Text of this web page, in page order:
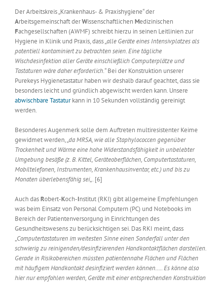
Der Arbeitskreis „Krankenhaus- & Praxishygiene“ der
Arbeitsgemeinschaft derWissenschaftlichenMedizinischen
Fachgesellschaften (AWMF) schreibt hierzu in seinen Leitlinien zur
Hygiene in Klinik und Praxis, dass „alle Geräte eines Intensivplatzes als
potentiell kontaminiert zu betrachten seien. Eine tägliche
Wischdesinfektion aller Geräte einschließlich Computerplätze und
Tastaturen wäre daher erforderlich.“ Bei der Konstruktion unserer
Purekeys Hygienetastatur haben wir deshalb darauf geachtet, dass sie
besonders leicht und gründlich abgewischt werden kann. Unsere
abwischbare Tastaturkann in 10 Sekunden vollständig gereinigt
werden.
Besonderes Augenmerk solle dem Auftreten multiresistenter Keime
gewidmet werden, „da MRSA, wie alle Staphylococcen gegenüber
Trockenheit und Wärme eine hohe Widerstandsfähigkeit in unbelebter
Umgebung besäße (z. B. Kittel, Geräteoberflächen, Computertastaturen,
Mobiltelefonen, Instrumenten, Krankenhausinventar, etc.) und bis zu
Monaten überlebensfähig sei„. [6]
Auch dasRobert-Koch-Institut (RKI) gibt allgemeine Empfehlungen
was beim Einsatz von Personal Computern (PC) und Notebooks im
Bereich der Patientenversorgung in Einrichtungen des
Gesundheitswesens zu berücksichtigen sei. Das RKI meint, dass
„Computertastaturen im weitesten Sinne einen Sonderfall unter den
schwierig zu reinigenden/des­infizierenden Handkontaktflächen darstellen.
Gerade in Risikobereichen müssten patientennahe Flächen und Flächen
mit häufigem Handkontakt desinfiziert werden können….. Es könne also
hier nur empfohlen werden, Geräte mit einer entsprechenden Konstruktion